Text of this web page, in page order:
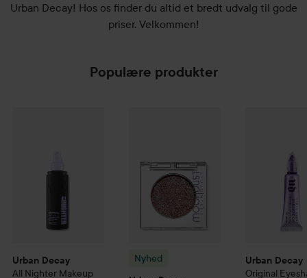
Urban Decay! Hos os finder du altid et bredt udvalg til gode
priser. Velkommen!
Populære produkter
Urban Decay
All Nighter Makeup
Nyhed Urban Decay
Original